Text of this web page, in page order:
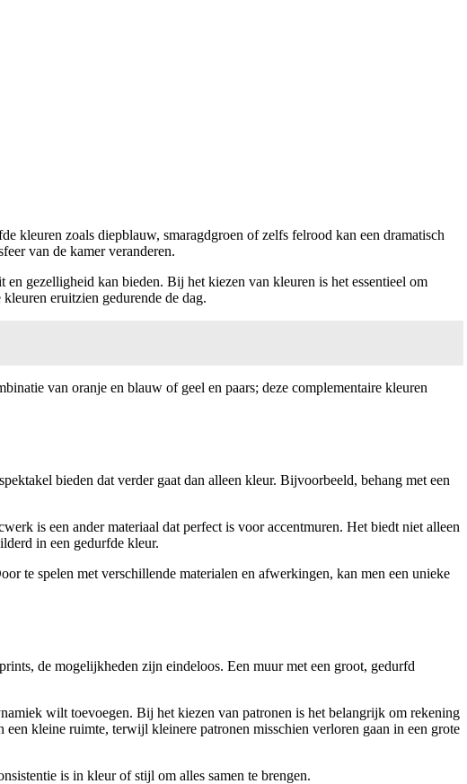
kleuren zoals diepblauw, smaragdgroen of zelfs felrood kan een dramatisch
van de kamer veranderen.
gezelligheid kan bieden. Bij het kiezen van kleuren is het essentieel om
eruitzien gedurende de dag.
van oranje en blauw of geel en paars; deze complementaire kleuren
bieden dat verder gaat dan alleen kleur. Bijvoorbeeld, behang met een
is een ander materiaal dat perfect is voor accentmuren. Het biedt niet alleen
in een gedurfde kleur.
te spelen met verschillende materialen en afwerkingen, kan men een unieke
de mogelijkheden zijn eindeloos. Een muur met een groot, gedurfd
wilt toevoegen. Bij het kiezen van patronen is het belangrijk om rekening
kleine ruimte, terwijl kleinere patronen misschien verloren gaan in een grote
is in kleur of stijl om alles samen te brengen.